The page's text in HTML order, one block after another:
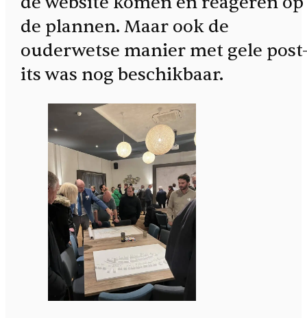
de plannen. Maar ook de
ouderwetse manier met gele
its was nog beschikbaar.